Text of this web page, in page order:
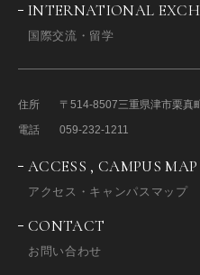
INTERNATIONAL
国際交流・留学
住所 〒514-8507三重県津市栗真
電話
059-232-1211
ACCESS , CAMPUS MAP
アクセス・キャンパスマップ
CONTACT
お問い合わせ